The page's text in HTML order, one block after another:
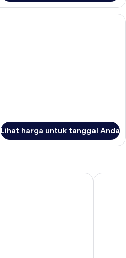
Kamar Junior | Kedap suara dan Wi-
Lihat harga untuk tanggal Anda
Abian